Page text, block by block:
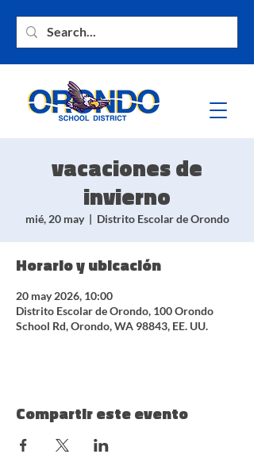
vacaciones de
invierno
mié, 20 may
  |
Distrito Escolar de Orondo
Horario y ubicación
20 may 2026, 10:00
Distrito Escolar de Orondo, 100 Orondo
School Rd, Orondo, WA 98843, EE. UU.
Compartir este evento